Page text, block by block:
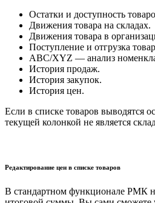
Остатки и доступность
Движения товара на складах.
Движения товара в
Поступление и отгрузка
АВС/XYZ — анализ
История продаж.
История закупок.
История цен.
Если в списке товаров выводятся
текущей колонкой не является
Редактирование цен в списке товаров
В стандартном функционале РМК